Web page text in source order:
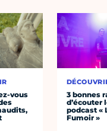
vous
3 bonnes
d’écouter
podcast «
Fumoir »